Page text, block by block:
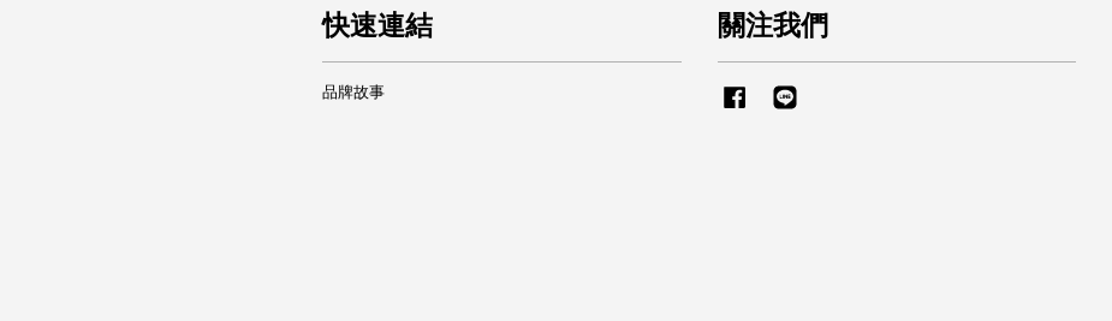
快速連結
品牌故事
關注我們
Facebook